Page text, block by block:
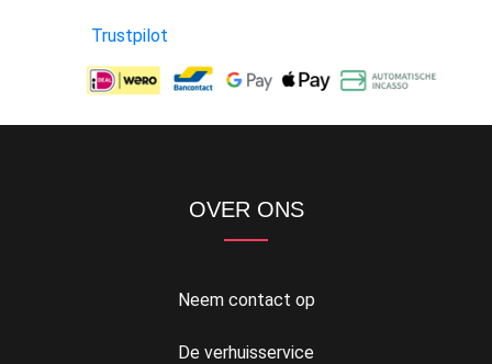
Trustpilot
OVER ONS
Neem contact op
De verhuisservice